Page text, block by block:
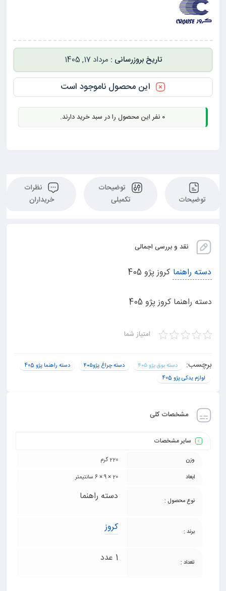
مرداد 17, 1405
این محصول ناموجود است
0 نفر این محصول را در سبد خرید دارند.
توضیحات
توضیحات
تکمیلی
نظرات
خریداران
نقد و بررسی اجمالی
دسته راهنما کروز پژو 405
دسته راهنما کروز پژو 405
امتیاز شما
برچسب: دسته بوق پژو ۴۰۵ دسته چراغ پژو۴۰۵
دسته راهنما پژو 405
لوازم یدکی پژو 405
مشخصات کلی
سایر مشخصات
وزن
220 گرم
ابعاد
20 × 9 × 6 سانتیمتر
نوع محصول : دسته راهنما
برند : کروز
تعداد : 1 عدد